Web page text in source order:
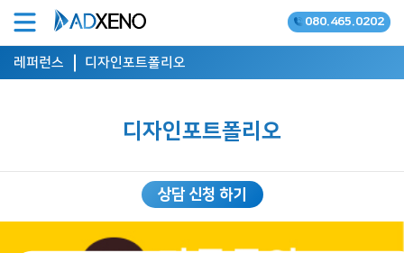
온라인광고 공식대행사 080.465.0202
레퍼런스 디자인포트폴리오
디자인포트폴리오
상담 신청 하기